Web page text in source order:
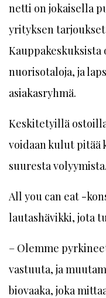
netti on jokaisella
yrityksen
nuorisotaloja, ja
asiakasryhmä.
Keskitetyillä
voidaan kulut pitää
suuresta volyymista.
All you can eat -
lautashävikki, jota
– Olemme
vastuuta, ja
biovaaka, joka